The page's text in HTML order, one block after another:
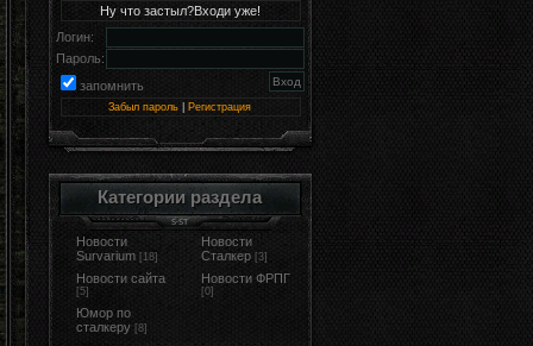
Ну что застыл?Входи уже!
Логин:
Пароль:
запомнить
Забыл пароль Регистрация
Категории раздела
Новости
Survarium [18]
Новости
Сталкер [3]
Новости сайта
[5]
Новости ФРПГ
[0]
Юмор по
сталкеру [8]